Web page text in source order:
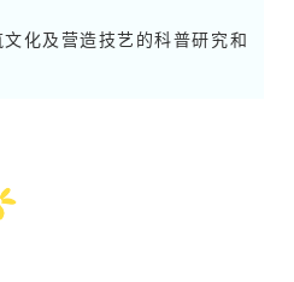
化及营造技艺的科普研究和